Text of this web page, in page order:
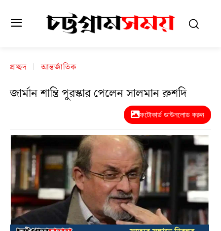
প্রচ্ছদ আন্তর্জাতিক
জার্মান শান্তি পুরস্কার পেলেন সালমান রুশদি
ফটোকার্ড ডাউনলোড করুন